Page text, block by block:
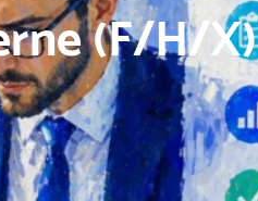
(F/H/X)